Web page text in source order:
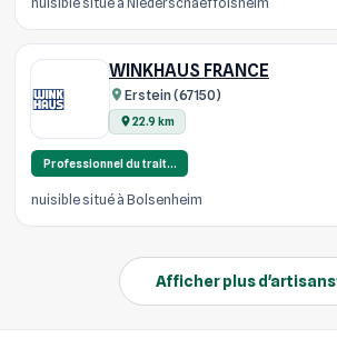
WINKHAUS FRANCE
Erstein (67150)
22.9 km
Professionnel du trait…
nuisible situé à Bolsenheim
Afficher plus d'artisans